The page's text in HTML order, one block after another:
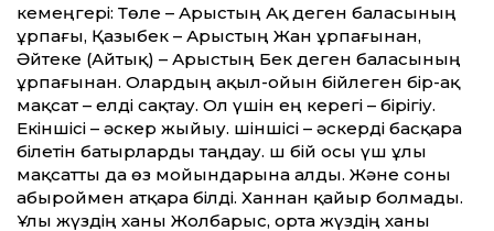
кемеңгері: Төле – Арыстың Ақ деген баласының
ұрпағы, Қазыбек – Арыстың Жан ұрпағынан,
Әйтеке (Айтық) – Арыстың Бек деген баласының
ұрпағынан. Олардың ақыл-ойын бійлеген бір-ақ
мақсат – елді сақтау. Ол үшін ең керегі – бірігіу.
Екіншісі – әскер жыйыу. Үшіншісі – әскерді басқара
білетін батырларды таңдау. Үш бій осы үш ұлы
мақсат­ты да өз мойындарына алды. Және соны
абыроймен атқара білді. Ханнан қайыр болмады.
Ұлы жүздің ханы Жолбарыс, орта жүздің ханы